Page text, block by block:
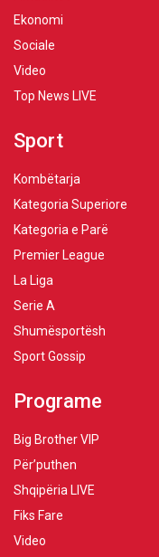
Ekonomi
Sociale
Video
Top News LIVE
Sport
Kombëtarja
Kategoria Superiore
Kategoria e Parë
Premier League
La Liga
Serie A
Shumësportësh
Sport Gossip
Programe
Big Brother VIP
Për’puthen
Shqipëria LIVE
Fiks Fare
Video